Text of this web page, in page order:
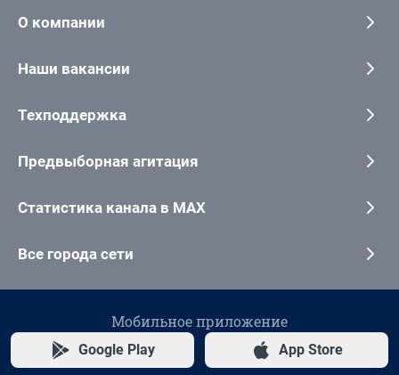
О компании
Наши вакансии
Техподдержка
Предвыборная агитация
Статистика канала в MAX
Все города сети
Мобильное приложение
Google Play App Store